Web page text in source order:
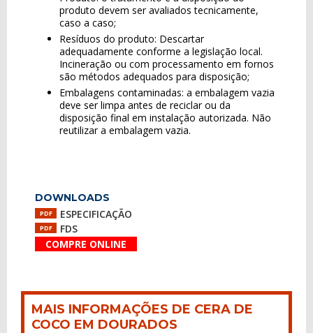
produto devem ser avaliados tecnicamente,
caso a caso;
Resíduos do produto: Descartar
adequadamente conforme a legislação local.
Incineração ou com processamento em fornos
são métodos adequados para disposição;
Embalagens contaminadas: a embalagem vazia
deve ser limpa antes de reciclar ou da
disposição final em instalação autorizada. Não
reutilizar a embalagem vazia.
DOWNLOADS
PDF ESPECIFICAÇÃO
PDF
FDS
COMPRE ONLINE
MAIS INFORMAÇÕES DE CERA DE
COCO EM DOURADOS